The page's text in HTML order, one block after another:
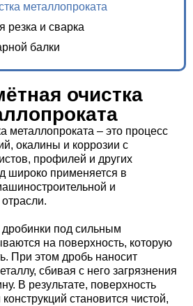
металлопроката
резка и сварка
балки
очистка
металлопроката – это процесс
окалины и коррозии с
профилей и других
широко применяется в
и
под сильным
на поверхность, которую
При этом дробь наносит
сбивая с него загрязнения
В результате, поверхность
становится чистой,